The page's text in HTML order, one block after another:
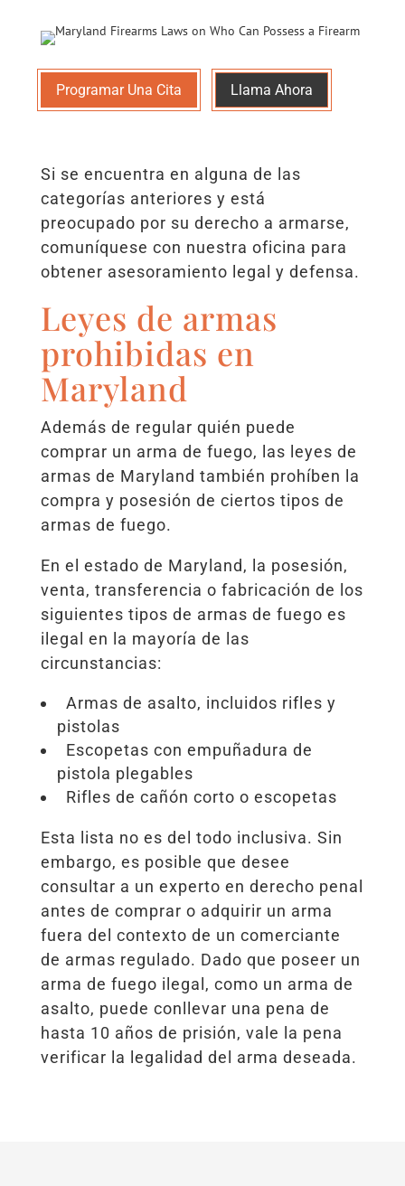
Programar Una Cita Llama Ahora
Si se encuentra en alguna de las
categorías anteriores y está
preocupado por su derecho a armarse,
comuníquese con nuestra oficina para
obtener asesoramiento legal y defensa.
Leyes de armas
prohibidas en
Maryland
Además de regular quién puede
comprar un arma de fuego, las leyes de
armas de Maryland también prohíben la
compra y posesión de ciertos tipos de
armas de fuego.
En el estado de Maryland, la posesión,
venta, transferencia o fabricación de los
siguientes tipos de armas de fuego es
ilegal en la mayoría de las
circunstancias:
Armas de asalto, incluidos rifles y
pistolas
Escopetas con empuñadura de
pistola plegables
Rifles de cañón corto o escopetas
Esta lista no es del todo inclusiva. Sin
embargo, es posible que desee
consultar a un experto en derecho penal
antes de comprar o adquirir un arma
fuera del contexto de un comerciante
de armas regulado. Dado que poseer un
arma de fuego ilegal, como un arma de
asalto, puede conllevar una pena de
hasta 10 años de prisión, vale la pena
verificar la legalidad del arma deseada.